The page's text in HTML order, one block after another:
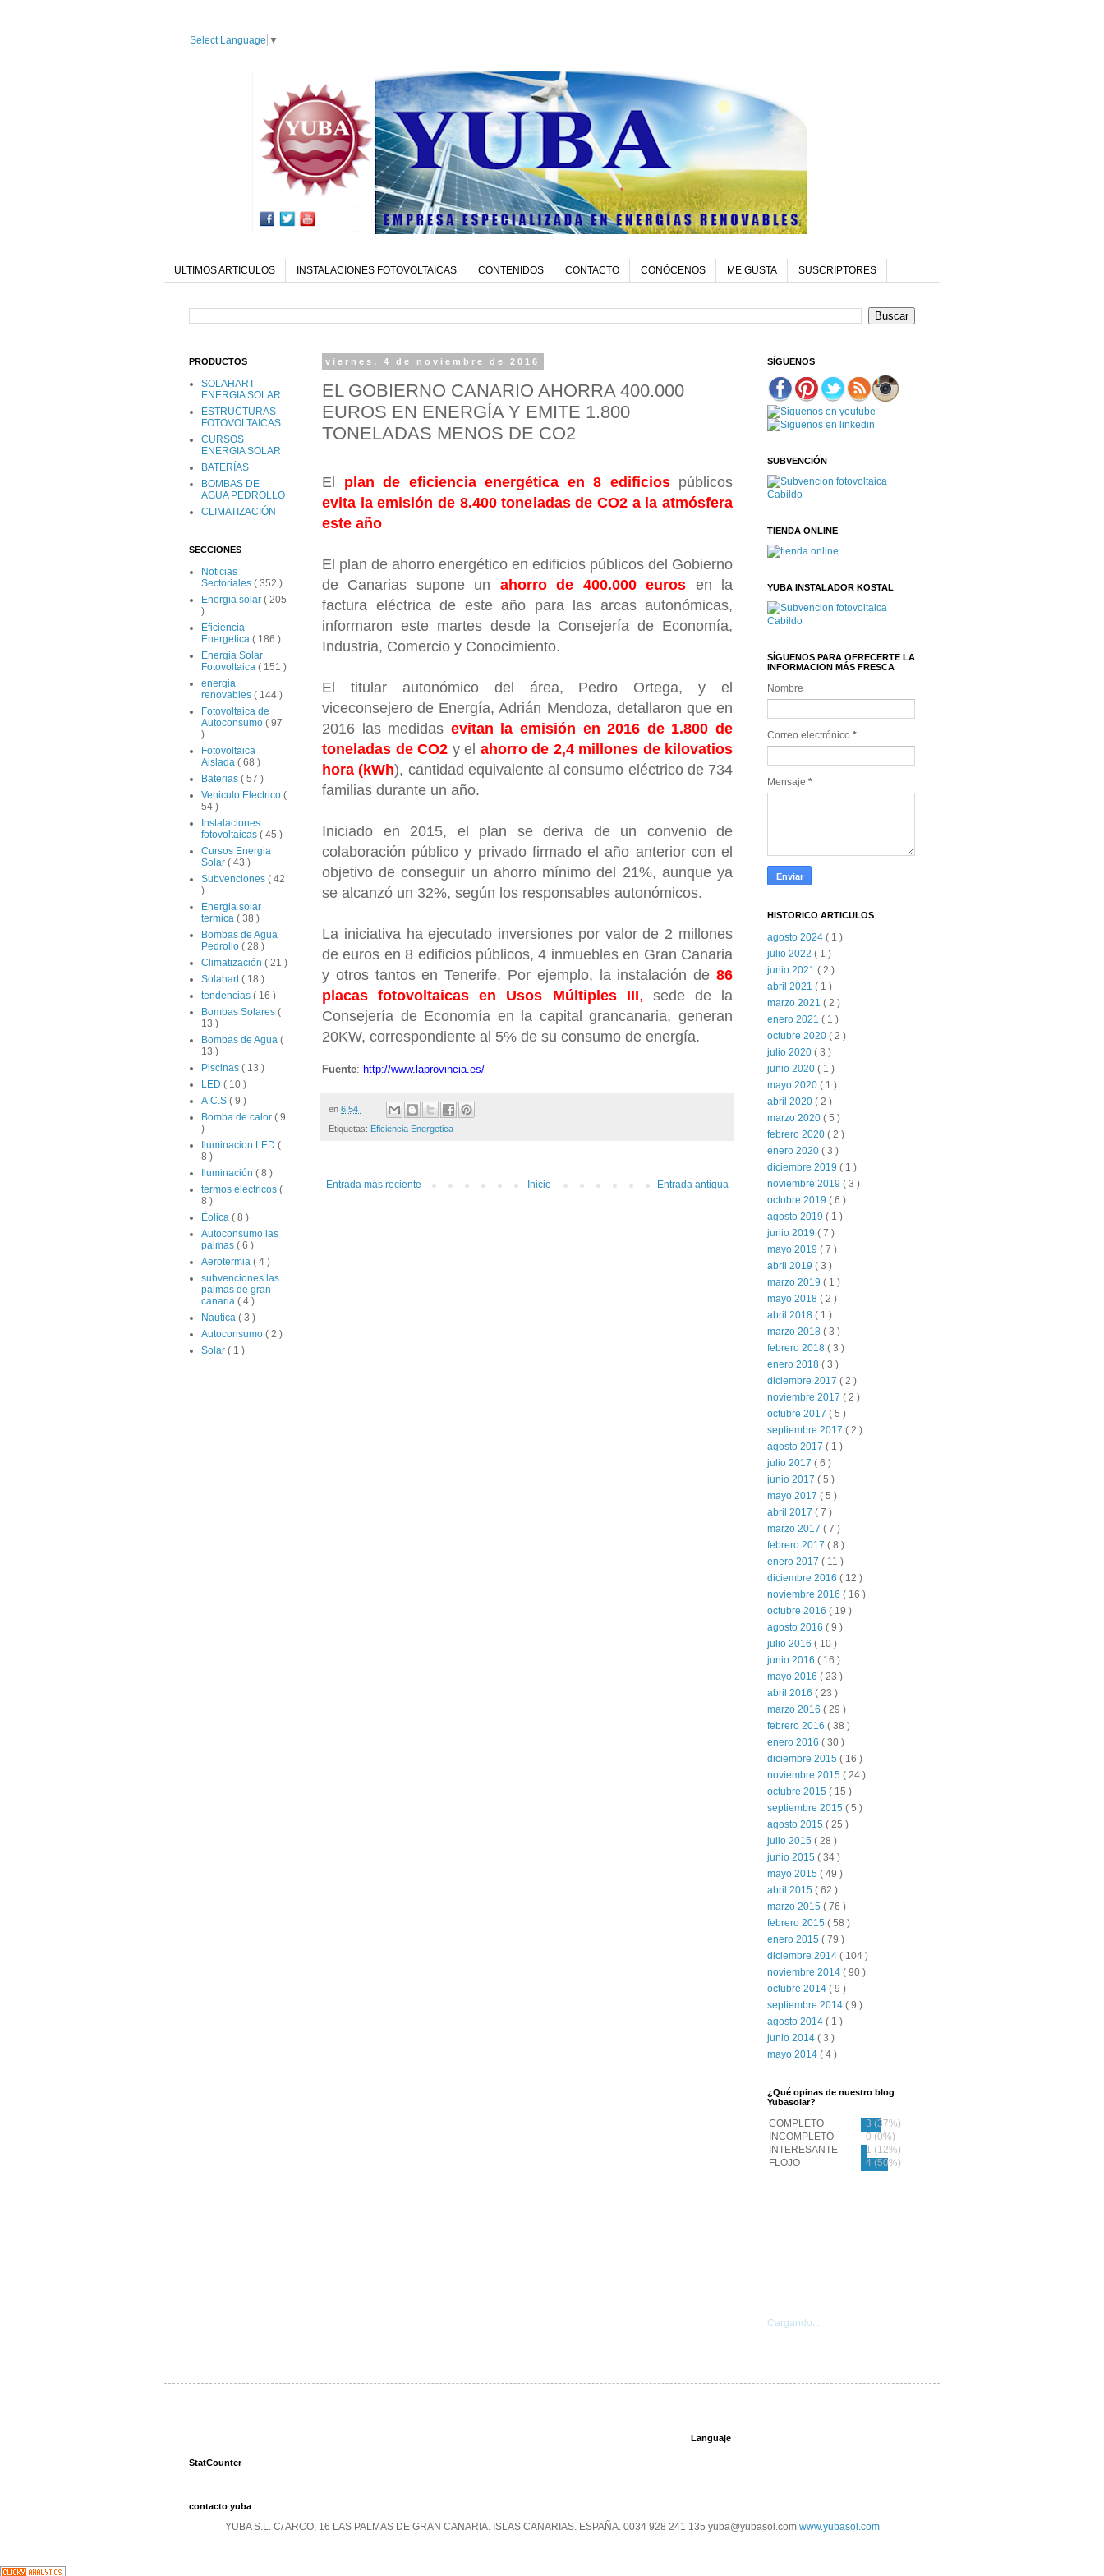
Select Language ▼
ULTIMOS ARTICULOS INSTALACIONES FOTOVOLTAICAS CONTENIDOS CONTACTO CONÓCENOS ME GUSTA SUSCRIPTORES
viernes, 4 de noviembre de 2016
EL GOBIERNO CANARIO AHORRA 400.000
EUROS EN ENERGÍA Y EMITE 1.800
TONELADAS MENOS DE CO2
El plan de eficiencia energética en 8 edificiospúblicos
evita la emisión de 8.400 toneladas de CO2 a la atmósfera
este año
El plan de ahorro energético en edificios públicos del Gobierno
de Canarias supone un ahorro de 400.000 euros en la
factura eléctrica de este año para las arcas autonómicas,
informaron este martes desde la Consejería de Economía,
Industria, Comercio y Conocimiento.
El titular autonómico del área, Pedro Ortega, y el
viceconsejero de Energía, Adrián Mendoza, detallaron que en
2016 las medidas evitan la emisión en 2016 de 1.800 de
toneladas de CO2 y el ahorro de 2,4 millones de kilovatios
hora (kWh), cantidad equivalente al consumo eléctrico de 734
familias durante un año.
Iniciado en 2015, el plan se deriva de un convenio de
colaboración público y privado firmado el año anterior con el
objetivo de conseguir un ahorro mínimo del 21%, aunque ya
se alcanzó un 32%, según los responsables autonómicos.
La iniciativa ha ejecutado inversiones por valor de 2 millones
de euros en 8 edificios públicos, 4 inmuebles en Gran Canaria
y otros tantos en Tenerife. Por ejemplo, la instalación de 86
placas fotovoltaicas en Usos Múltiples III, sede de la
Consejería de Economía en la capital grancanaria, generan
20KW, correspondiente al 5% de su consumo de energía.
Fuente: http://www.laprovincia.es/
en 6:54
Etiquetas: Eficiencia Energetica
Entrada más reciente Entrada antigua
Inicio
PRODUCTOS
SOLAHART
ENERGIA SOLAR
ESTRUCTURAS
FOTOVOLTAICAS
CURSOS
ENERGIA SOLAR
BATERÍAS
BOMBAS DE
AGUA PEDROLLO
CLIMATIZACIÓN
SECCIONES
Noticias
Sectoriales ( 352 )
Energia solar ( 205
)
Eficiencia
Energetica ( 186 )
Energia Solar
Fotovoltaica ( 151 )
energia
renovables ( 144 )
Fotovoltaica de
Autoconsumo ( 97
)
Fotovoltaica
Aislada ( 68 )
Baterias ( 57 )
Vehiculo Electrico (
54 )
Instalaciones
fotovoltaicas ( 45 )
Cursos Energia
Solar ( 43 )
Subvenciones ( 42
)
Energia solar
termica ( 38 )
Bombas de Agua
Pedrollo ( 28 )
Climatización ( 21 )
Solahart( 18 )
tendencias ( 16 )
Bombas Solares (
13 )
Bombas de Agua (
13 )
Piscinas ( 13 )
LED ( 10 )
A.C.S ( 9 )
Bomba de calor ( 9
)
Iluminacion LED (
8 )
Iluminación ( 8 )
termos electricos (
8 )
Éolica ( 8 )
Autoconsumo las
palmas ( 6 )
Aerotermia ( 4 )
subvenciones las
palmas de gran
canaria ( 4 )
Nautica ( 3 )
Autoconsumo ( 2 )
Solar ( 1 )
SÍGUENOS
SUBVENCIÓN
TIENDA ONLINE
YUBA INSTALADOR KOSTAL
SÍGUENOS PARA OFRECERTE LA
INFORMACION MÁS FRESCA
Nombre
Correo electrónico *
Mensaje *
HISTORICO ARTICULOS
agosto 2024 ( 1 )
julio 2022 ( 1 )
junio 2021 ( 2 )
abril 2021 ( 1 )
marzo 2021 ( 2 )
enero 2021 ( 1 )
octubre 2020 ( 2 )
julio 2020 ( 3 )
junio 2020 ( 1 )
mayo 2020 ( 1 )
abril 2020 ( 2 )
marzo 2020 ( 5 )
febrero 2020 ( 2 )
enero 2020 ( 3 )
diciembre 2019 ( 1 )
noviembre 2019 ( 3 )
octubre 2019 ( 6 )
agosto 2019 ( 1 )
junio 2019 ( 7 )
mayo 2019 ( 7 )
abril 2019 ( 3 )
marzo 2019 ( 1 )
mayo 2018 ( 2 )
abril 2018 ( 1 )
marzo 2018 ( 3 )
febrero 2018 ( 3 )
enero 2018 ( 3 )
diciembre 2017 ( 2 )
noviembre 2017 ( 2 )
octubre 2017 ( 5 )
septiembre 2017 ( 2 )
agosto 2017 ( 1 )
julio 2017 ( 6 )
junio 2017 ( 5 )
mayo 2017 ( 5 )
abril 2017 ( 7 )
marzo 2017 ( 7 )
febrero 2017 ( 8 )
enero 2017 ( 11 )
diciembre 2016 ( 12 )
noviembre 2016 ( 16 )
octubre 2016 ( 19 )
agosto 2016 ( 9 )
julio 2016 ( 10 )
junio 2016 ( 16 )
mayo 2016 ( 23 )
abril 2016 ( 23 )
marzo 2016 ( 29 )
febrero 2016 ( 38 )
enero 2016 ( 30 )
diciembre 2015 ( 16 )
noviembre 2015 ( 24 )
octubre 2015 ( 15 )
septiembre 2015 ( 5 )
agosto 2015 ( 25 )
julio 2015 ( 28 )
junio 2015 ( 34 )
mayo 2015 ( 49 )
abril 2015 ( 62 )
marzo 2015 ( 76 )
febrero 2015 ( 58 )
enero 2015 ( 79 )
diciembre 2014 ( 104 )
noviembre 2014 ( 90 )
octubre 2014 ( 9 )
septiembre 2014 ( 9 )
agosto 2014 ( 1 )
junio 2014 ( 3 )
mayo 2014 ( 4 )
¿Qué opinas de nuestro blog
Yubasolar?
Cargando...
StatCounter
Languaje
contacto yuba
YUBA S.L. C/ ARCO, 16 LAS PALMAS DE GRAN CANARIA. ISLAS CANARIAS. ESPAÑA. 0034 928 241 135 yuba@yubasol.com www.yubasol.com